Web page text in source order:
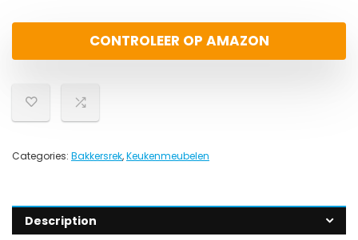
CONTROLEER OP AMAZON
Categories: Bakkersrek,Keukenmeubelen
Description